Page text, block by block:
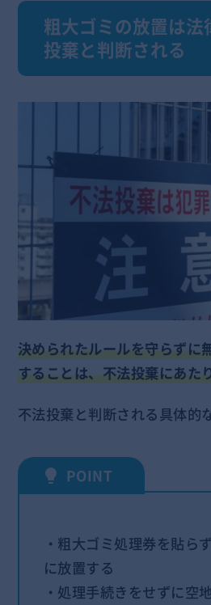
粗大ゴミの放置は法
投棄と判断される
決められたルールを守らずに
することは、不法投棄にあた
不法投棄と判断される具体的
・粗大ゴミ処理券を貼ら
に放置する
・処理手続きをせずに空